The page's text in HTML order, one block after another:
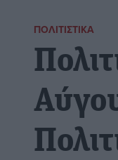
ΠΟΛΙΤΙΣΤΙΚΆ